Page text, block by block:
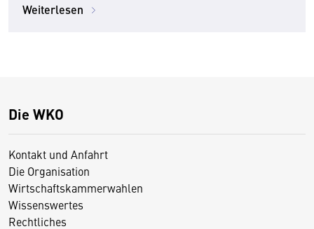
Weiterlesen
Die WKO
Kontakt und Anfahrt
Die Organisation
Wirtschaftskammerwahlen
Wissenswertes
Rechtliches